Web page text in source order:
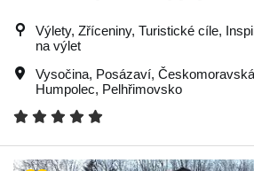
Výlety, Zříceniny, Turistické cíle,
na výlet
Vysočina, Posázaví,
Humpolec, Pelhřimovsko